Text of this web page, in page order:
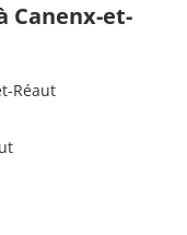
Canenx-et-
Réaut